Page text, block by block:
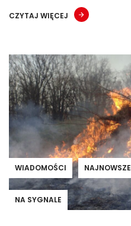
CZYTAJ WIĘCEJ
WIADOMOŚCI NAJNOWSZE
NA SYGNALE